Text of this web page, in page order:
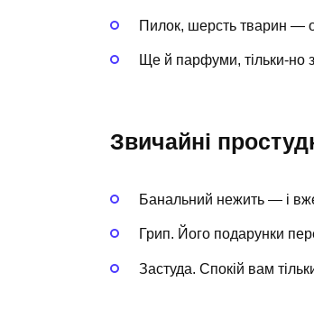
Пилок, шерсть тварин —
Ще й парфуми, тільки-но
Звичайні
Банальний нежить — і
Грип. Його подарунки
Застуда. Спокій вам